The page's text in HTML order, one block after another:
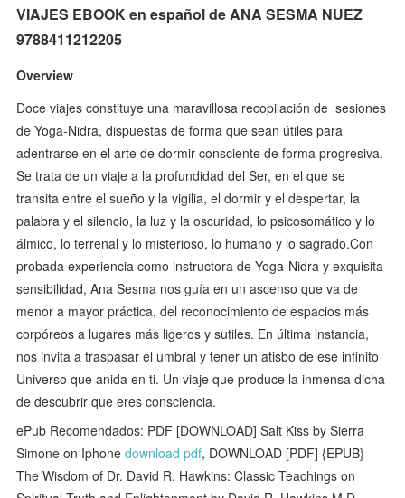
VIAJES EBOOK en español de ANA SESMA NUEZ
9788411212205
Overview
Doce viajes constituye una maravillosa recopilación de sesiones
de Yoga-Nidra, dispuestas de forma que sean útiles para
adentrarse en el arte de dormir consciente de forma progresiva.
Se trata de un viaje a la profundidad del Ser, en el que se
transita entre el sueño y la vigilia, el dormir y el despertar, la
palabra y el silencio, la luz y la oscuridad, lo psicosomático y lo
álmico, lo terrenal y lo misterioso, lo humano y lo sagrado.Con
probada experiencia como instructora de Yoga-Nidra y exquisita
sensibilidad, Ana Sesma nos guía en un ascenso que va de
menor a mayor práctica, del reconocimiento de espacios más
corpóreos a lugares más ligeros y sutiles. En última instancia,
nos invita a traspasar el umbral y tener un atisbo de ese infinito
Universo que anida en ti. Un viaje que produce la inmensa dicha
de descubrir que eres consciencia.
ePub Recomendados: PDF [DOWNLOAD] Salt Kiss by Sierra
Simone on Iphonedownload pdf, DOWNLOAD [PDF] {EPUB}
The Wisdom of Dr. David R. Hawkins: Classic Teachings on